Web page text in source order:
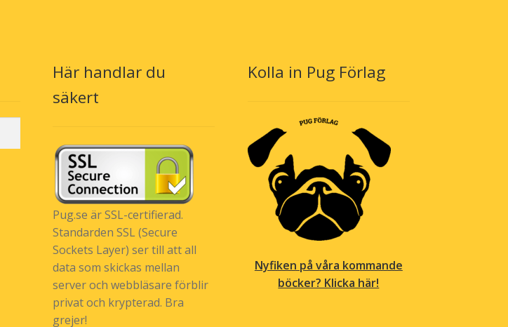
på
på
produktsidan
Här handlar du
säkert
Pug.se är SSL-certifierad.
Standarden SSL (Secure
Sockets Layer) ser till att all
data som skickas mellan
server och webbläsare förblir
privat och krypterad. Bra
grejer!
Kolla in Pug Förlag
Nyfiken på våra kommande
böcker? Klicka här!